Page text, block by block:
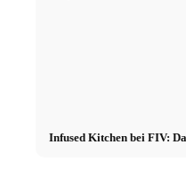
Infused Kitchen bei FIV: